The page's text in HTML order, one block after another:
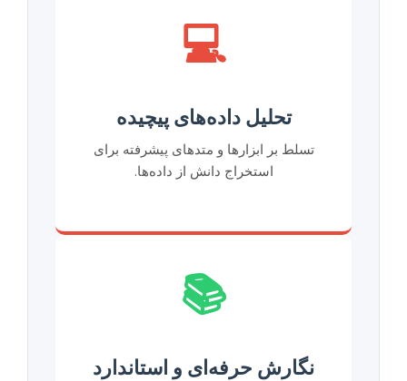
💻
تحلیل داده‌های پیچیده
تسلط بر ابزارها و متدهای پیشرفته برای
استخراج دانش از داده‌ها.
📚
نگارش حرفه‌ای و استاندارد